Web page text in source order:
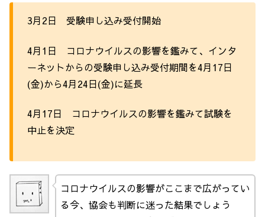
3月2日 受験申し込み受付開始
4月1日 コロナウイルスの影響を鑑みて、インタ
ーネットからの受験申し込み受付期間を4月17日
(金)から4月24日(金)に延長
4月17日 コロナウイルスの影響を鑑みて試験を
中止を決定
コロナウイルスの影響がここまで広がってい
る今、協会も判断に迷った結果でしょう